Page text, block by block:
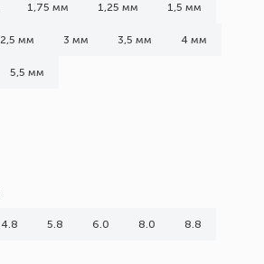
1,75 мм 1,25 мм 1,5 мм
2,5 мм 3 мм 3,5 мм 4 мм
5,5 мм
4.8 5.8 6.0 8.0 8.8